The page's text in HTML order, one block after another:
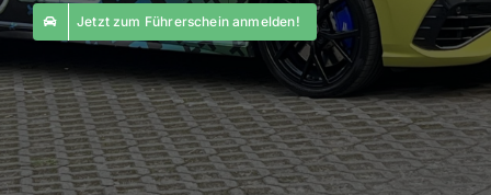
Jetzt zum Führerschein anmelden!